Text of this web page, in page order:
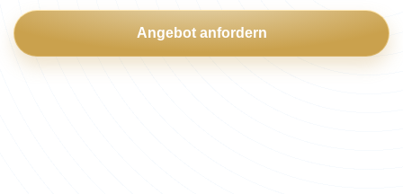
Angebot anfordern